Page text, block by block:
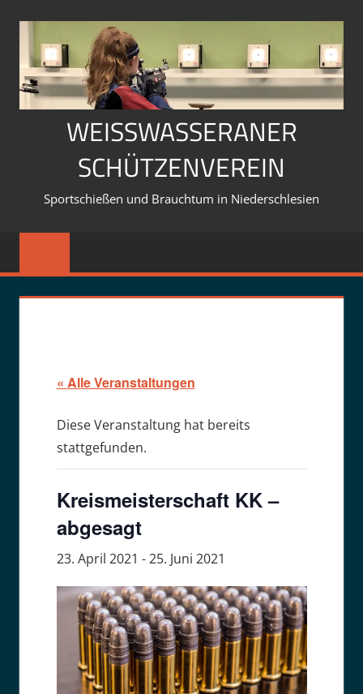
springen
WEISSWASSERANER S
CHÜTZENVEREIN
Sportschießen und Brauchtum in Niederschlesien
« Alle Veranstaltungen
Diese Veranstaltung hat bereits
stattgefunden.
Kreismeisterschaft KK –
abgesagt
23. April 2021 -25. Juni 2021